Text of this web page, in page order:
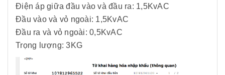
động khôi phục
Điện áp giữa đầu vào và đầu ra: 1,5KvAC
Đầu vào và vỏ ngoài: 1,5KvAC
Đầu ra và vỏ ngoài: 0,5KvAC
Trọng lượng: 3KG